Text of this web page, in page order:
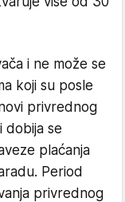
i ne može se
koji su posle
privrednog
dobija se
plaćanja
Period
privrednog